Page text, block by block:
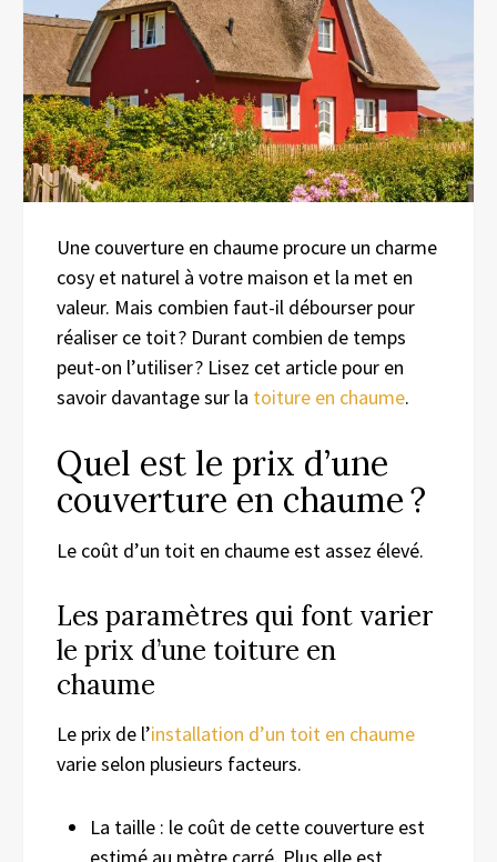
Une couverture en chaume procure un charme
cosy et naturel à votre maison et la met en
valeur. Mais combien faut-il débourser pour
réaliser ce toit ? Durant combien de temps
peut-on l’utiliser ? Lisez cet article pour en
savoir davantage sur la toiture en chaume.
Quel est le prix d’une
couverture en chaume ?
Le coût d’un toit en chaume est assez élevé.
Les paramètres qui font varier
le prix d’une toiture en
chaume
Le prix de l’installation d’un toit en chaume
varie selon plusieurs facteurs.
La taille : le coût de cette couverture est
estimé au mètre carré. Plus elle est